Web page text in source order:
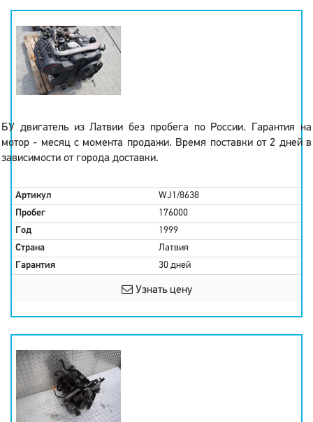
БУ двигатель из Латвии без пробега по России. Гарантия на
мотор - месяц с момента продажи. Время поставки от 2 дней в
зависимости от города доставки.
Артикул
WJ1/8638
Пробег
176000
Год
1999
Страна
Латвия
Гарантия
30 дней
Узнать цену